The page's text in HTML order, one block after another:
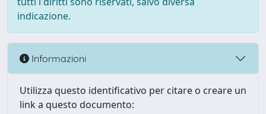
indicazione.
Informazioni
Utilizza questo identificativo per citare o creare un
link a questo documento: